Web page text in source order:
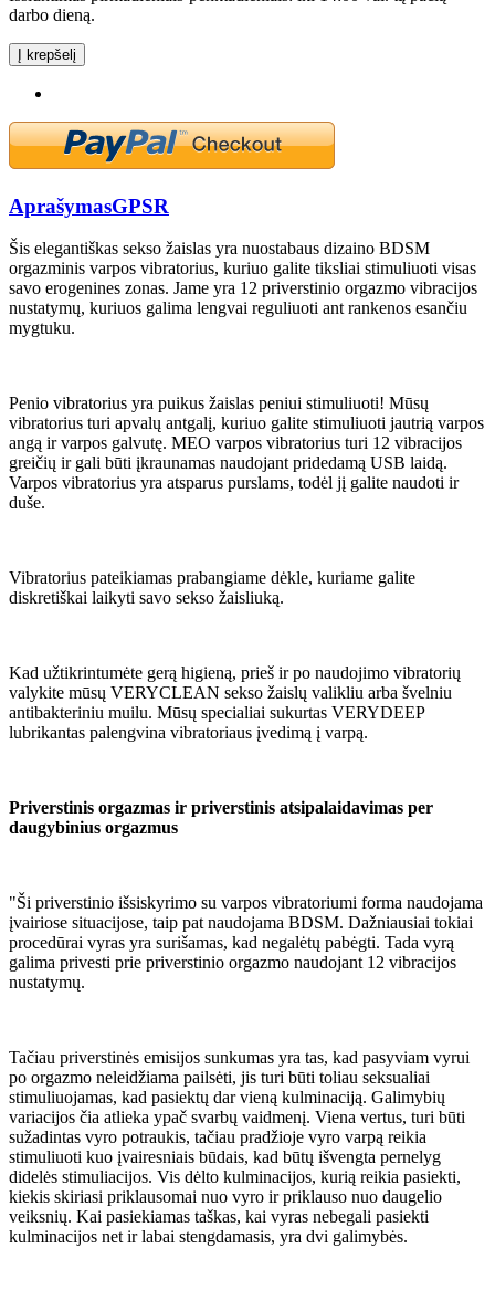
darbo dieną.
Į krepšelį
AprašymasGPSR
Šis elegantiškas sekso žaislas yra nuostabaus dizaino BDSM
orgazminis varpos vibratorius, kuriuo galite tiksliai stimuliuoti visas
savo erogenines zonas. Jame yra 12 priverstinio orgazmo vibracijos
nustatymų, kuriuos galima lengvai reguliuoti ant rankenos esančiu
mygtuku.
Penio vibratorius yra puikus žaislas peniui stimuliuoti! Mūsų
vibratorius turi apvalų antgalį, kuriuo galite stimuliuoti jautrią varpos
angą ir varpos galvutę. MEO varpos vibratorius turi 12 vibracijos
greičių ir gali būti įkraunamas naudojant pridedamą USB laidą.
Varpos vibratorius yra atsparus purslams, todėl jį galite naudoti ir
duše.
Vibratorius pateikiamas prabangiame dėkle, kuriame galite
diskretiškai laikyti savo sekso žaisliuką.
Kad užtikrintumėte gerą higieną, prieš ir po naudojimo vibratorių
valykite mūsų VERYCLEAN sekso žaislų valikliu arba švelniu
antibakteriniu muilu. Mūsų specialiai sukurtas VERYDEEP
lubrikantas palengvina vibratoriaus įvedimą į varpą.
Priverstinis orgazmas ir priverstinis atsipalaidavimas per
daugybinius orgazmus
"Ši priverstinio išsiskyrimo su varpos vibratoriumi forma naudojama
įvairiose situacijose, taip pat naudojama BDSM. Dažniausiai tokiai
procedūrai vyras yra surišamas, kad negalėtų pabėgti. Tada vyrą
galima privesti prie priverstinio orgazmo naudojant 12 vibracijos
nustatymų.
Tačiau priverstinės emisijos sunkumas yra tas, kad pasyviam vyrui
po orgazmo neleidžiama pailsėti, jis turi būti toliau seksualiai
stimuliuojamas, kad pasiektų dar vieną kulminaciją. Galimybių
variacijos čia atlieka ypač svarbų vaidmenį. Viena vertus, turi būti
sužadintas vyro potraukis, tačiau pradžioje vyro varpą reikia
stimuliuoti kuo įvairesniais būdais, kad būtų išvengta pernelyg
didelės stimuliacijos. Vis dėlto kulminacijos, kurią reikia pasiekti,
kiekis skiriasi priklausomai nuo vyro ir priklauso nuo daugelio
veiksnių. Kai pasiekiamas taškas, kai vyras nebegali pasiekti
kulminacijos net ir labai stengdamasis, yra dvi galimybės.